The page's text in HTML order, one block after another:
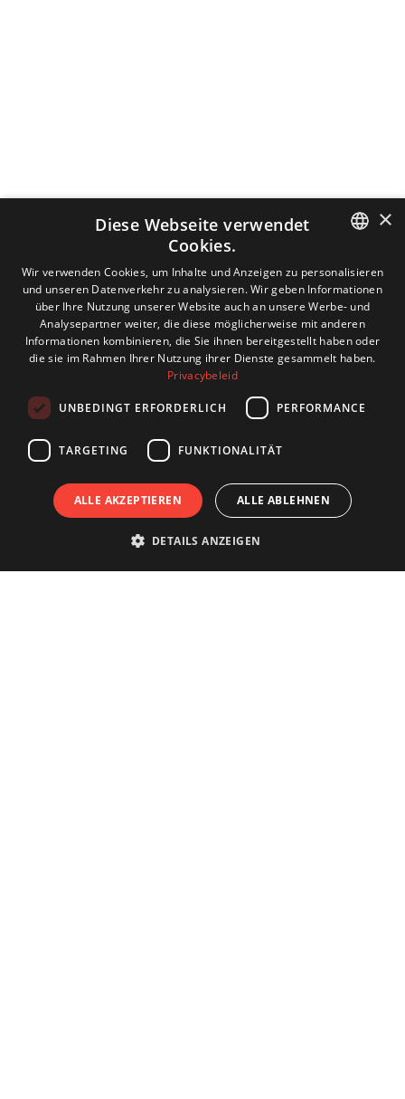
DUTCH
GERMAN
FRENCH
×
Diese Webseite verwendet
Cookies.
Wir verwenden Cookies, um Inhalte und Anzeigen zu personalisieren
und unseren Datenverkehr zu analysieren. Wir geben Informationen
über Ihre Nutzung unserer Website auch an unsere Werbe- und
Analysepartner weiter, die diese möglicherweise mit anderen
Informationen kombinieren, die Sie ihnen bereitgestellt haben oder
die sie im Rahmen Ihrer Nutzung ihrer Dienste gesammelt haben.
Privacybeleid
UNBEDINGT ERFORDERLICH PERFORMANCE
TARGETING FUNKTIONALITÄT
ALLE AKZEPTIEREN ALLE ABLEHNEN
DETAILS ANZEIGEN